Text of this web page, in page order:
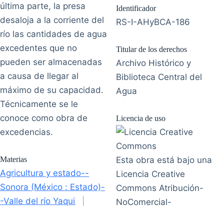
última parte, la presa
desaloja a la corriente del
río las cantidades de agua
excedentes que no
pueden ser almacenadas
a causa de llegar al
máximo de su capacidad.
Técnicamente se le
conoce como obra de
excedencias.
Materias
Agricultura y estado--
Sonora (México : Estado)-
-Valle del río Yaqui
Identificador
RS-I-AHyBCA-186
Titular de los derechos
Archivo Histórico y
Biblioteca Central del
Agua
Licencia de uso
Esta obra está bajo una
Licencia Creative
Commons Atribución-
NoComercial-